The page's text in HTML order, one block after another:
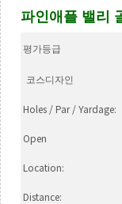
파인애플 밸리
평가등급
코스디자인
Holes / Par / Yardage:
Open
Location:
Distance: